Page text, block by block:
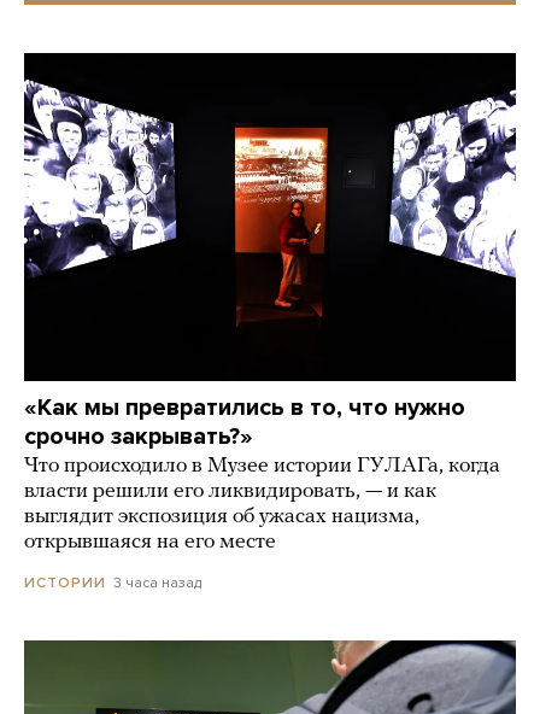
«Как мы превратились в то, что нужно
срочно закрывать?»
Что происходило в Музее истории ГУЛАГа, когда
власти решили его ликвидировать, — и как
выглядит экспозиция об ужасах нацизма,
открывшаяся на его месте
ИСТОРИИ 3 часа назад